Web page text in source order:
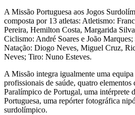
A Missão Portuguesa aos Jogos
composta por 13 atletas: Atletismo:
Pereira, Hemilton Costa, Margarida
Ciclismo: André Soares e João Marques;
Natação: Diogo Neves, Miguel Cruz,
Neves; Tiro: Nuno Esteves.
A Missão integra igualmente uma
profissionais de saúde, quatro
Paralímpico de Portugal, uma intérprete
Portuguesa, uma repórter fotográfica
surdolímpico.